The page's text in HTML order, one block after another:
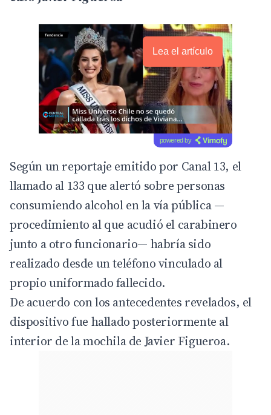
Lea el artículo
powered by
Según un reportaje emitido por Canal 13, el
llamado al 133 que alertó sobre personas
consumiendo alcohol en la vía pública —
procedimiento al que acudió el carabinero
junto a otro funcionario— habría sido
realizado desde un teléfono vinculado al
propio uniformado fallecido.
De acuerdo con los antecedentes revelados, el
dispositivo fue hallado posteriormente al
interior de la mochila de Javier Figueroa.